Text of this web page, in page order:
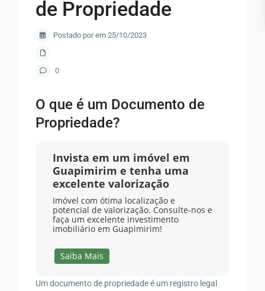
de Propriedade
Postado por em 25/10/2023
0
O que é um Documento de
Propriedade?
Invista em um imóvel em
Guapimirim e tenha uma
excelente valorização
Imóvel com ótima localização e
potencial de valorização. Consulte-nos e
faça um excelente investimento
imobiliário em Guapimirim!
Saiba Mais
Um documento de propriedade é um registro legal